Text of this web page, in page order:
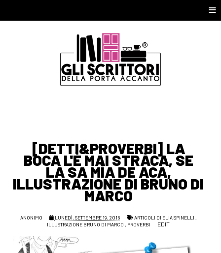
≡
[DETTI&PROVERBI] LA
BOCA L'È MAI STRÀCA, SE
LA SA MÌA DE ACA,
ILLUSTRAZIONE DI BRUNO DI
MARCO
ANONIMO LUNEDÌ, SETTEMBRE 19, 2016 ARTICOLI DI ELIA SPINELLI ,
ILLUSTRAZIONE BRUNO DI MARCO , PROVERBI EDIT